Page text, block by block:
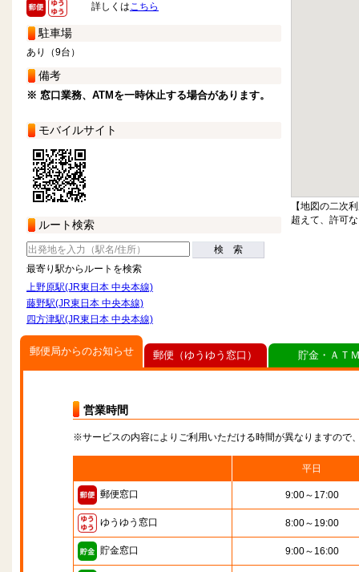
詳しくはこちら
駐車場
あり（9台）
備考
※ 窓口業務、ATMを一時休止する場合があります。
モバイルサイト
ルート検索
検 索
最寄り駅からルートを検索
上野原駅(JR東日本 中央本線)
藤野駅(JR東日本 中央本線)
四方津駅(JR東日本 中央本線)
【地図の二次
超えて、許可
郵便局からのお知らせ
営業時間
※サービスの内容によりご利用いただける時間が異なりますので
平日
郵便窓口 9:00～17:00
ゆうゆう窓口 8:00～19:00
貯金窓口 9:00～16:00
郵便（ゆうゆう窓口） 貯金・ＡＴ